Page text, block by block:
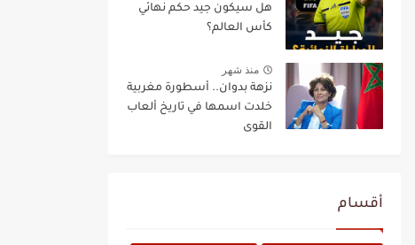
هل سيكون جيد حكم نهائي
كأس العالم؟
منذ شهر
نزهة بدوان.. أسطورة مغربية
خلدت اسمها في تاريخ ألعاب
القوى
أقسام